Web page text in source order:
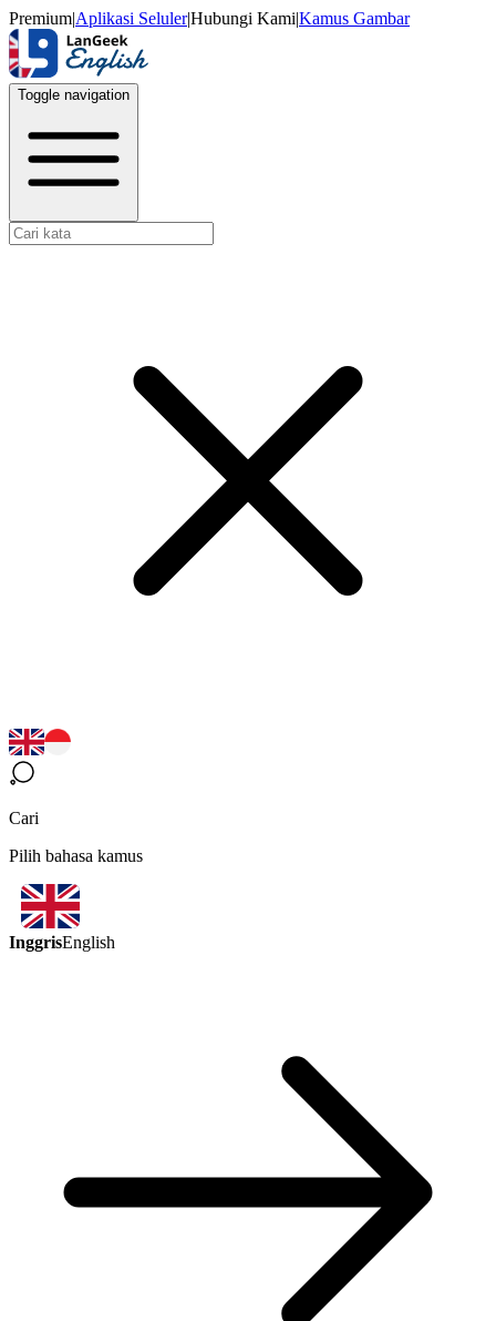
Premium|Aplikasi Seluler|Hubungi Kami|Kamus Gambar
Toggle navigation
Cari
Pilih bahasa kamus
InggrisEnglish